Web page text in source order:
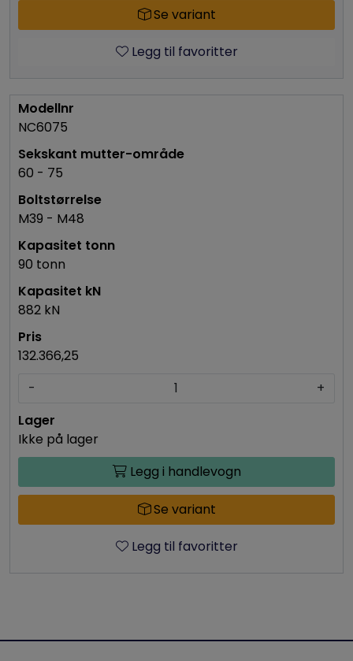
Se variant
Legg til favoritter
NC6075
60 - 75
M39 - M48
90 tonn
882 kN
132.366,25
-
+
Ikke på lager
Legg i handlevogn
Se variant
Legg til favoritter